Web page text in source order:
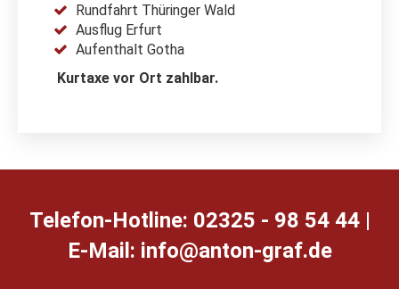
Rundfahrt Thüringer Wald
Ausflug Erfurt
Aufenthalt Gotha
Kurtaxe vor Ort zahlbar.
Telefon-Hotline: 02325 - 98 54 44 |
E-Mail: ed.farg-notna@ofni